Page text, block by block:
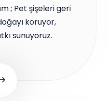
; Pet şişeleri geri
koruyor,
sunuyoruz.